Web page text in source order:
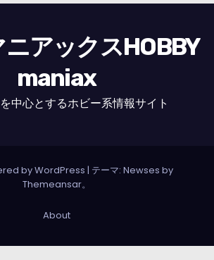
アックスHOBBY
maniax
中心とするホビー系情報サイト
by WordPress | テーマ: Newses by
Themeansar。
About